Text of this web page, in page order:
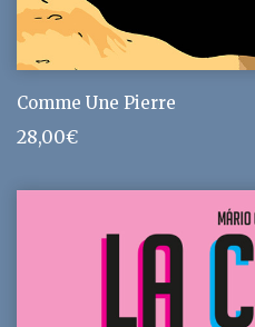
Comme Une Pierre
28,00€